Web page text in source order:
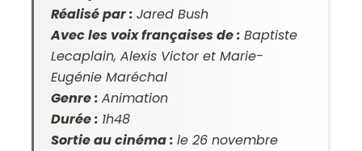
Réalisé par :Jared Bush
Avec les voix françaises de :Baptiste
Lecaplain, Alexis Victor et Marie-
Eugénie Maréchal
Genre :Animation
Durée : 1h48
Sortie au cinéma :le 26 novembre